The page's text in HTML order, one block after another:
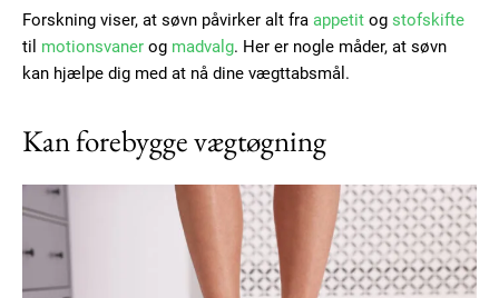
Forskning viser, at søvn påvirker alt fra appetit og stofskifte
til motionsvaner og madvalg. Her er nogle måder, at søvn
kan hjælpe dig med at nå dine vægttabsmål.
Kan forebygge vægtøgning